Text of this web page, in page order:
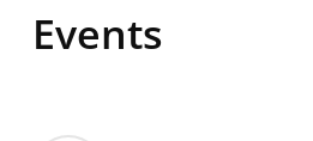
Events